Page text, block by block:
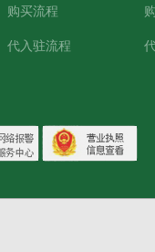
购买流程
代入驻流程